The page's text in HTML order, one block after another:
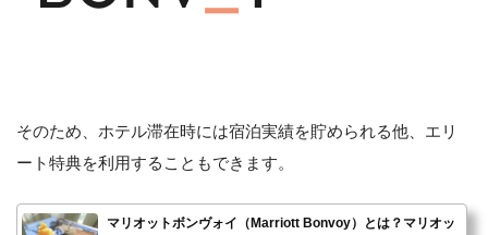
そのため、ホテル滞在時には宿泊実績を貯められる他、エリ
ート特典を利用することもできます。
マリオットボンヴォイ（Marriott Bonvoy）とは？マリオッ